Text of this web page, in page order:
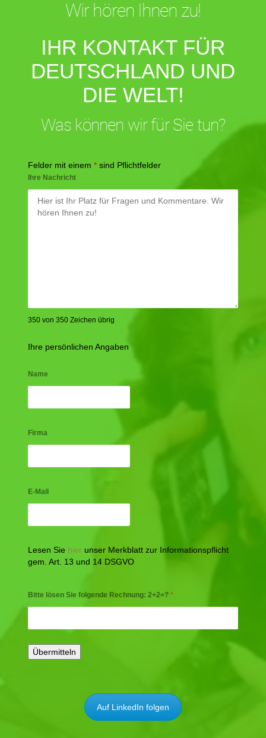
Wir hören Ihnen zu!
IHR KONTAKT FÜR
DEUTSCHLAND UND
DIE WELT!
Was können wir für Sie tun?
Felder mit einem * sind Pflichtfelder
Ihre Nachricht
350 von 350 Zeichen übrig
Ihre persönlichen Angaben
Name
Firma
E-Mail
Lesen Sie hier unser Merkblatt zur Informationspflicht
gem. Art. 13 und 14 DSGVO
Bitte lösen Sie folgende Rechnung: 2+2=? *
Auf LinkedIn folgen